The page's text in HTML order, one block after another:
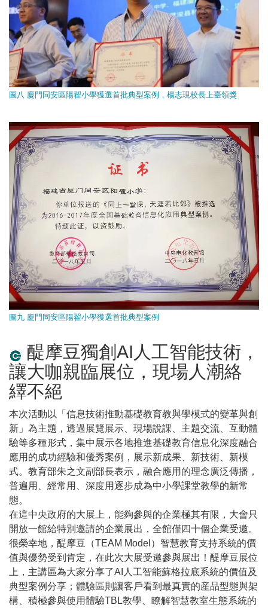
圖八 廈門同安區陽翟小學獲選首批典型案例，楊志現校長上臺領獎
圖九 廈門同安區陽翟小學獲選首批典型案例
醍摩豆獨創AI人工智能技術，
讓大咖親臨展位，現場人潮絡
繹不絕
本次活動以「信息技術推動基礎教育教與學模式的變革與創
新」為主題，透過展覽展示、現場說課、主題交流、互動體
驗等多種形式，集中展示各地推進基礎教育信息化深度融合
應用的成功經驗和優秀案例，展示新成果、新技術、新模
式。教育部朱之文副部長表示，融合應用的理念廣泛傳播，
普遍用、經常用、深度用逐步成為中小學課堂教學的新常
態。
在這中央政府的大展上，能夠參與的企業極其有限，大會只
開放一館給特別邀請的企業展出，全館僅四十個企業受邀。
很榮幸地，醍摩豆（TEAM Model）智慧教育支持系統的價
值與優勢受到肯定，在此次大展受邀參與展出！醍摩豆展位
上，主講區為大家分享了AI人工智能蘇格拉底系統的價值及
典型案例分享；體驗區則讓客戶看到最真實的産品型態與架
構、積極參與使用體驗TBL教學、瞭解智慧教室生態系統的